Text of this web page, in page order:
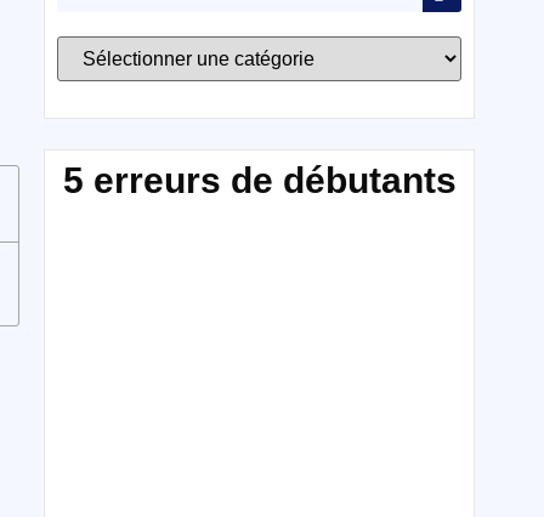
5 erreurs de débutants